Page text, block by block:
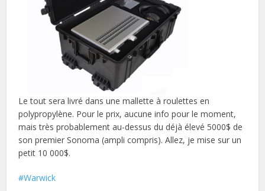
Le tout sera livré dans une mallette à roulettes en
polypropylène. Pour le prix, aucune info pour le moment,
mais très probablement au-dessus du déjà élevé 5000$ de
son premier Sonoma (ampli compris). Allez, je mise sur un
petit 10 000$.
Warwick